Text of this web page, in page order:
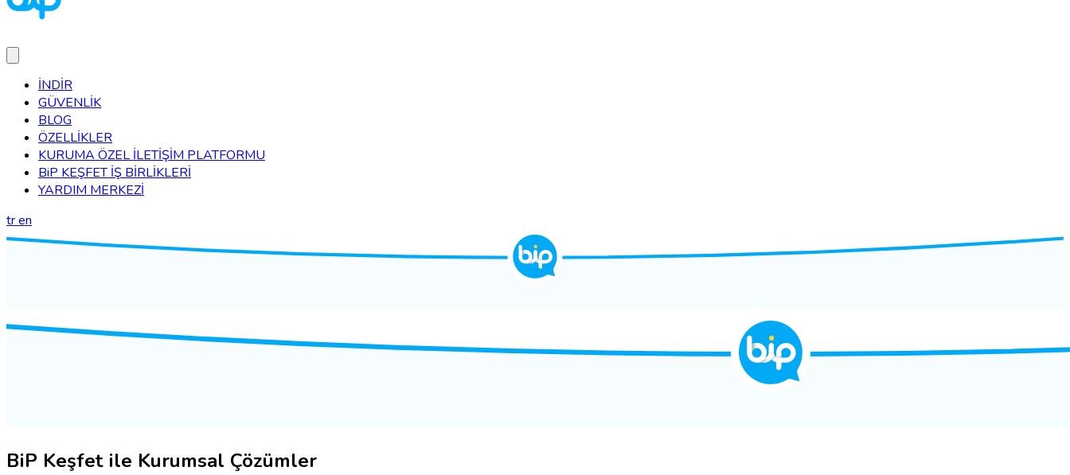
İNDİR
GÜVENLİK
BLOG
ÖZELLİKLER
KURUMA ÖZEL İLETİŞİM PLATFORMU
BiP KEŞFET İŞ BİRLİKLERİ
YARDIM MERKEZİ
tren
BiP Keşfet ile Kurumsal Çözümler